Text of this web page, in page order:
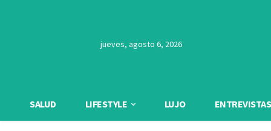
jueves, agosto 6, 2026
SALUD LIFESTYLE LUJO ENTREVISTAS